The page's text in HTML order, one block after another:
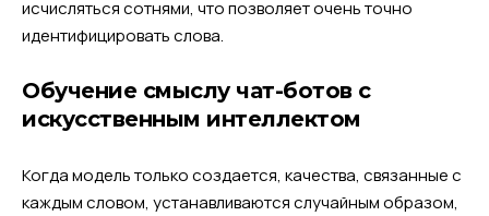
исчисляться сотнями, что позволяет очень точно
идентифицировать слова.
Обучение смыслу чат-ботов с
искусственным интеллектом
Когда модель только создается, качества, связанные с
каждым словом, устанавливаются случайным образом,